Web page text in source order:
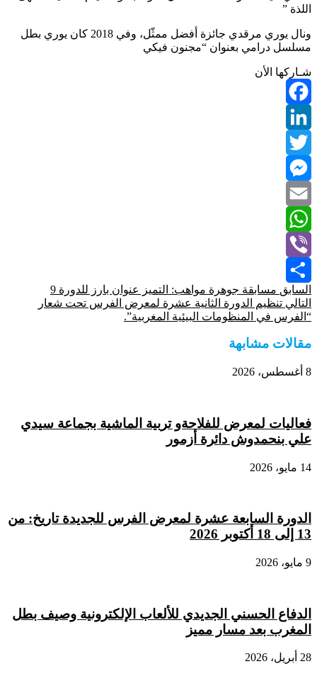
اللذة ”
ونال يوري مرقدي جائزة أفضل ممثّل، وفي 2018 كان يوري بطل
مسلسل درامي بعنوان “مجنون فيكي
شـاركها الأن
Facebook
LinkedIn
Twitter
Messenger
Email
WhatsApp
Viber
Share
السابق مسابقة جوهرة مواهب: التميز عنوان بارز للدورة 9
التالي تنظيم الدورة الثانية عشرة لمعرض الفرس تحت شعار
“الفرس في المنظومات البيئية المغربية”.
مقالات مشابهة
8 أغسطس، 2026
فعاليات لمعرض للفلاحةو تربية الماشية بجماعة سيدي
علي بنحمدوش دائرة أزمور
14 مايو، 2026
الدورة السابعة عشرة لمعرض الفرس للجديدة تاريخ: من
13 إلى 18 أكتوبر 2026
9 مايو، 2026
الدفاع الحسني الجديدي للألعاب الإلكترونية وصيف بطل
المغرب بعد مسار مميز
28 أبريل، 2026